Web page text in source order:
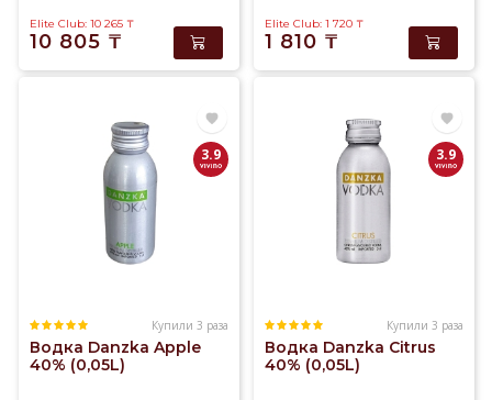
Elite Club: 10 265 ₸
10 805 ₸
Elite Club: 1 720 ₸
1 810 ₸
3.9
Купили 3 раза
Водка Danzka Apple
40% (0,05L)
3.9
Купили 3 раза
Водка Danzka Citrus
40% (0,05L)